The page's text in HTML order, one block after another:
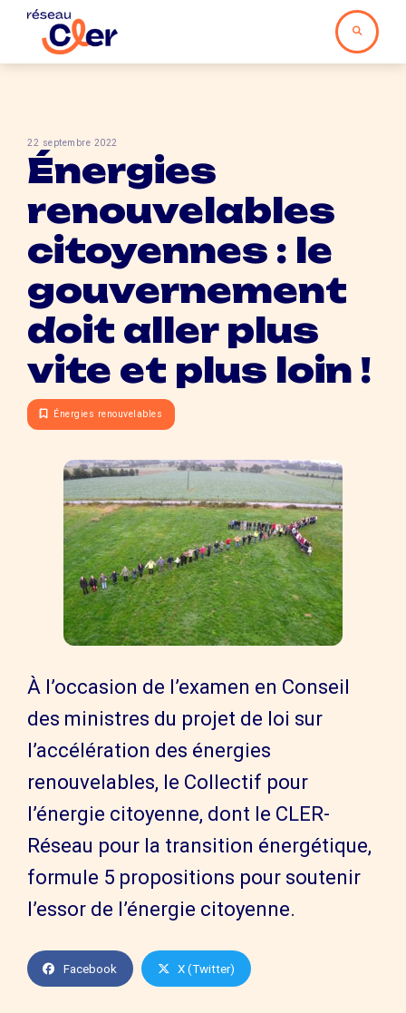
22 septembre 2022
Énergies
renouvelables
citoyennes : le
gouvernement
doit aller plus
vite et plus loin !
Énergies renouvelables
À l’occasion de l’examen en Conseil
des ministres du projet de loi sur
l’accélération des énergies
renouvelables, le Collectif pour
l’énergie citoyenne, dont le CLER-
Réseau pour la transition énergétique,
formule 5 propositions pour soutenir
l’essor de l’énergie citoyenne.
Facebook X (Twitter)